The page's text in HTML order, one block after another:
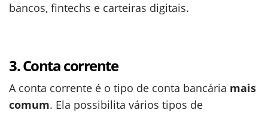
bancos, fintechs e carteiras digitais.
3. Conta corrente
A conta corrente é o tipo de conta bancária mais
comum. Ela possibilita vários tipos de